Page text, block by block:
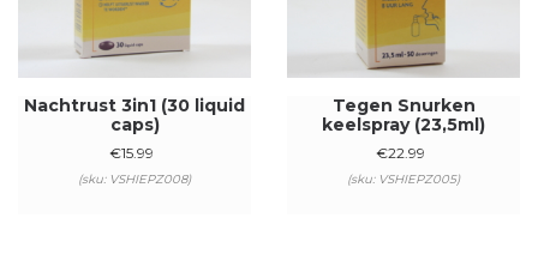
Nachtrust 3in1 (30 liquid
caps)
€15.99
(sku: VSHIEPZ008)
Tegen Snurken
keelspray (23,5ml)
€22.99
(sku: VSHIEPZ005)